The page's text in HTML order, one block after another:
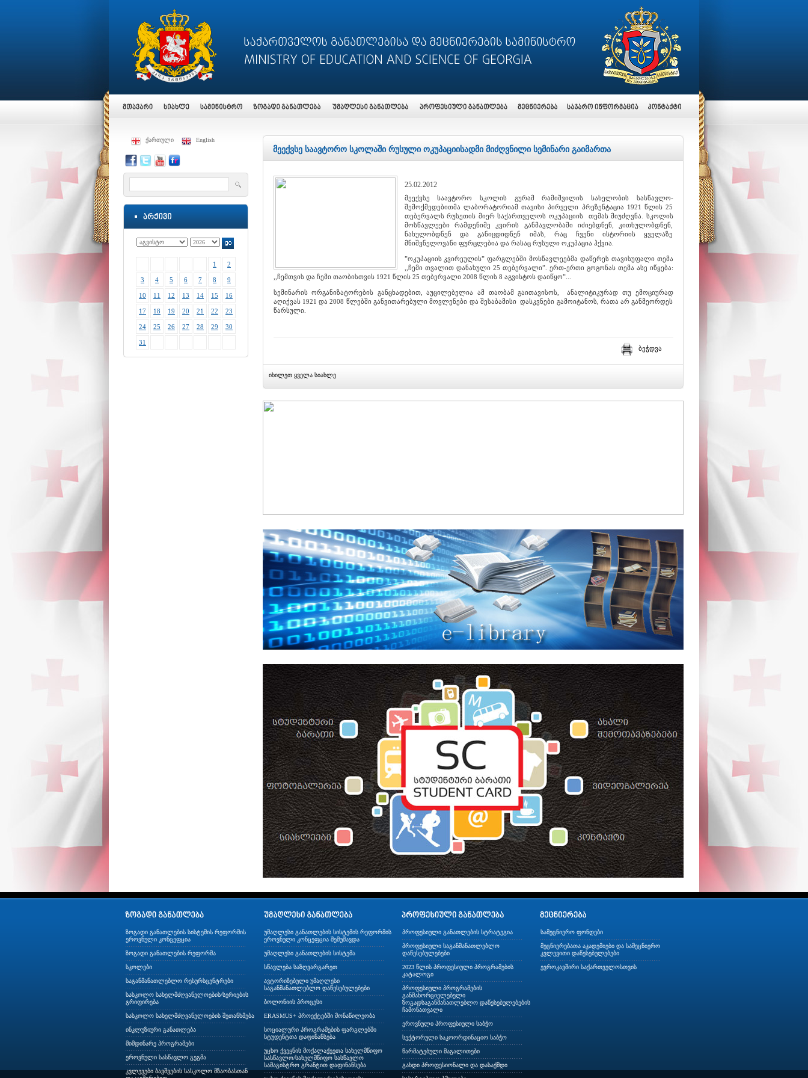
ქართული English
1 2
3 4 5 6 7 8 9
10 11 12 13 14 15 16
17 18 19 20 21 22 23
24 25 26 27 28 29 30
31
მეექვსე საავტორო სკოლაში რუსული ოკუპაციისადმი მიძღვნილი სემინარი გაიმართა
25.02.2012
მეექვსე საავტორო სკოლის გურამ რამიშვილის სახელობის სასწავლო-
შემოქმედებითმა ლაბორატორიამ თავისი პირველი პრეზენტაცია 1921 წლის 25
თებერვალს რუსეთის მიერ საქართველოს ოკუპაციის თემას მიუძღვნა. სკოლის
მოსწავლეები რამდენიმე კვირის განმავლობაში იძიებდნენ, კითხულობდნენ,
ნახულობდნენ და განიცდიდნენ იმას, რაც ჩვენი ისტორიის ყველაზე
მნიშვნელოვანი ფურცლებია და რასაც რუსული ოკუპაცია ჰქვია.
”ოკუპაციის კვირეულის” ფარგლებში მოსწავლეებმა დაწერეს თავისუფალი თემა
,,ჩემი თვალით დანახული 25 თებერვალი”. ერთ-ერთი გოგონას თემა ასე იწყება:
,,ჩემთვის და ჩემი თაობისთვის 1921 წლის 25 თებერვალი 2008 წლის 8 აგვისტოს დაიწყო”...
სემინარის ორგანიზატორების განცხადებით, აუცილებელია ამ თაობამ გაითავისოს, ანალიტიკურად თუ ემოციურად
აღიქვას 1921 და 2008 წლებში განვითარებული მოვლენები და შესაბამისი დასკვნები გამოიტანოს, რათა არ განმეორდეს
წარსული.
ბეჭდვა
იხილეთ ყველა სიახლე
ზოგადი განათლების სისტემის რეფორმის
ეროვნული კონცეფცია
ზოგადი განათლების რეფორმა
სკოლები
საგანმანათლებლო რესურსცენტრები
სასკოლო სახელმძღვანელოების/სერიების
გრიფირება
სასკოლო სახელმძღვანელოების შეთანხმება
ინკლუზიური განათლება
მიმდინარე პროგრამები
ეროვნული სასწავლო გეგმა
კვლევები ბავშვების სასკოლო მზაობასთან
უმაღლესი განათლების სისტემის რეფორმის
ეროვნული კონცეფცია შემუშავდა
უმაღლესი განათლების სისტემა
სწავლება საზღვარგარეთ
ავტორიზებული უმაღლესი
საგანმანათლებლო დაწესებულებები
ბოლონიის პროცესი
ERASMUS+ პროექტებში მონაწილეობა
სოციალური პროგრამების ფარგლებში
სტუდენტთა დაფინანსება
უცხო ქვეყნის მოქალაქეეთა სახელმწიფო
სასწავლო/სახელმწიფო სასწავლო
სამაგისტრო გრანტით დაფინანსება
პროფესიული განათლების სტრატეგია
პროფესიული საგანმანათლებლო
დაწესებულებები
2023 წლის პროფესიული პროგრამების
კატალოგი
პროფესიული პროგრამების
განმახორციელებელი
ზოგადსაგანმანათლებლო დაწესებულებების
ჩამონათვალი
ეროვნული პროფესიული საბჭო
სექტორული საკოორდინაციო საბჭო
წარმატებული მაგალითები
გახდი პროფესიონალი და დასაქმდი
სამეცნიერო ფონდები
მეცნიერებათა აკადემიები და სამეცნიერო
კვლევითი დაწესებულებები
ევროკავშირი საქართველოსთვის